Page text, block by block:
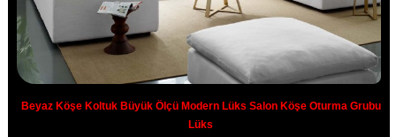
Beyaz Köşe Koltuk Büyük Ölçü Modern Lüks Salon Köşe Oturma Grubu
Lüks